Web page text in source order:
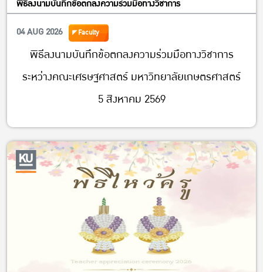
พิธีลงนามบันทึกข้อตกลงความร่วมมือทางวิชาการ
04 AUG 2026
Faculty
พิธีลงนามบันทึกข้อตกลงความร่วมมือทางวิชาการ
ระหว่างคณะเศรษฐศาสตร์ มหาวิทยาลัยเกษตรศาสตร์
5 สิงหาคม 2569